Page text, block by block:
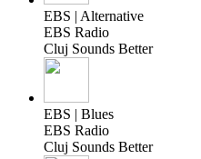
EBS | Alternative
EBS Radio
Cluj Sounds Better
EBS | Blues
EBS Radio
Cluj Sounds Better